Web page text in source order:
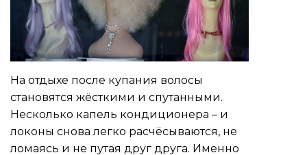
На отдыхе после купания волосы
становятся жёсткими и спутанными.
Несколько капель кондиционера – и
локоны снова легко расчёсываются, не
ломаясь и не путая друг друга. Именно